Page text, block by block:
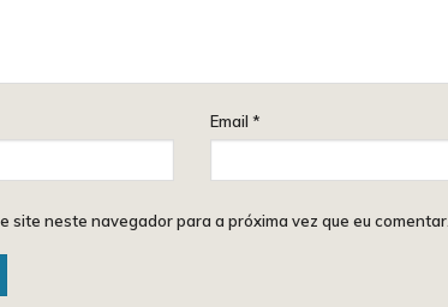
Email *
site neste navegador para a próxima vez que eu comentar.